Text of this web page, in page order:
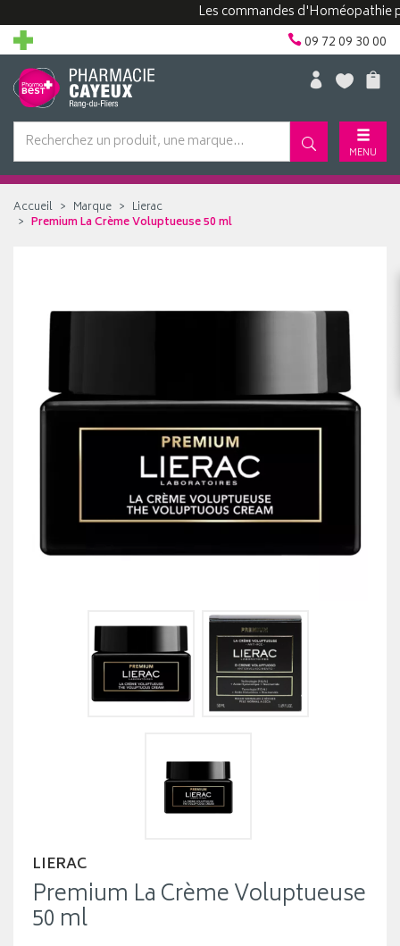
Les commandes d'Homéopathie
09 72 09 30 00
MENU
Accueil Marque
Lierac
Premium La Crème Voluptueuse 50 ml
LIERAC
Premium La Crème Voluptueuse
50 ml